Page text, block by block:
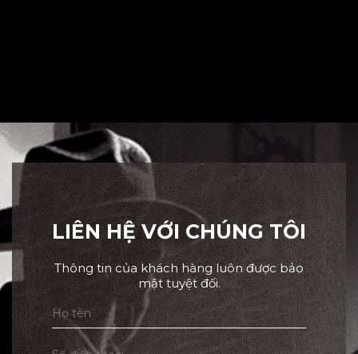
LIÊN HỆ VỚI CHÚNG TÔI
Thông tin của khách hàng luôn được bảo
mật tuyệt đối.